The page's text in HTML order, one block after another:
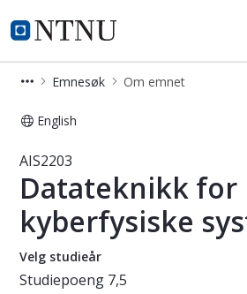
NTNU Hjemmeside
Studier
Emnesøk Om emnet
English
Emne - Datateknikk
AIS2203
Datateknikk for
kyberfysiske
Velg studieår
Studiepoeng 7,5